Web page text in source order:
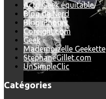
Actu Geek équitable
Blog de Nerd
Blog iPhone
Coreight.com
Geek
Mademoizelle Geekette
StephaneGillet.com
UnSimpleClic
Catégories